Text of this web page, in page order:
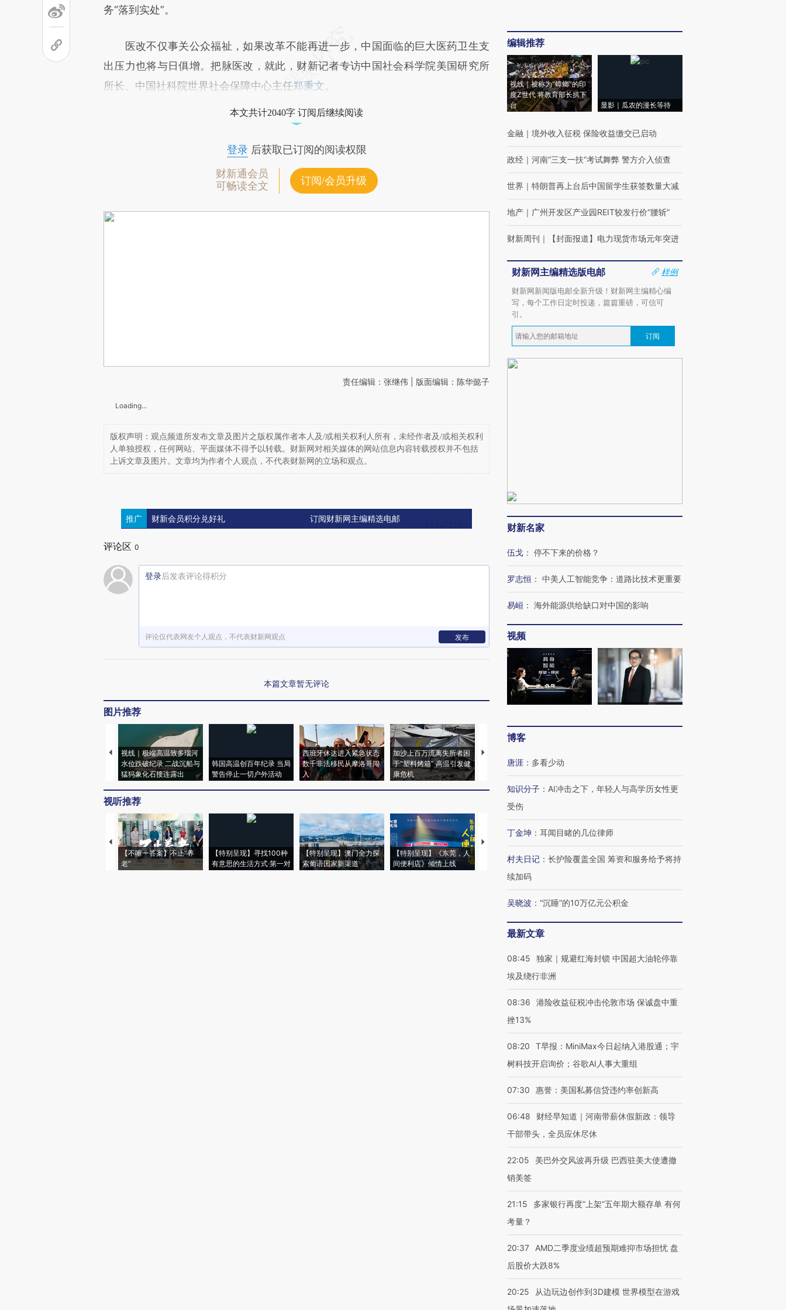
务“落到实处”。
医改不仅事关公众福祉，如果改革不能再进一步，中国面临的巨大医药卫生支
出压力也将与日俱增。把脉医改，就此，财新记者专访中国社会科学院美国研究所
所长、中国社科院世界社会保障中心主任郑秉文。
本文共计2040字 订阅后继续阅读
登录后获取已订阅的阅读权限
财新通会员
可畅读全文
订阅/会员升级
责任编辑：张继伟 | 版面编辑：陈华懿子
Loading...
版权声明：观点频道所发布文章及图片之版权属作者本人及/或相关权利人所有，未经作者及/或相关权利
人单独授权，任何网站、平面媒体不得予以转载。财新网对相关媒体的网站信息内容转载授权并不包括
上诉文章及图片。文章均为作者个人观点，不代表财新网的立场和观点。
推广 财新会员积分兑好礼 订阅财新网主编精选电邮
评论区 0
登录后发表评论得积分
评论仅代表网友个人观点，不代表财新网观点 发布
本篇文章暂无评论
图片推荐
视线｜极端高温致多瑙河
水位跌破纪录 二战沉船与
猛犸象化石接连露出
韩国高温创百年纪录 当局
警告停止一切户外活动
西班牙休达进入紧急状态
数千非法移民从摩洛哥闯
入
加沙上百万流离失所者困
于“塑料烤箱” 高温引发健
康危机
马航飞行员跨国走私7万
粒摇头丸 尿检体内含3种
要防空导弹“救急”
13人遇难
视听推荐
【不唯一答案】不止“养
老”
【特别呈现】寻找100种
有意思的生活方式·第一对
【特别呈现】澳门全力探
索葡语国家新渠道
【特别呈现】《东莞，人
间便利店》倾情上线
【推广】走进第四届链博
会，让数智科技“链”接产
【特别呈现】寻找100种
有意思的生活方式·第三对
CFO：不靠规模取胜，华
住三大增长引擎是什么？
编辑推荐
视线｜被称为“蟑螂”的印
度Z世代 将教育部长拱下
台
显影｜瓜农的漫长等待
金融 ｜ 境外收入征税 保险收益缴交已启动
政经 ｜ 河南“三支一扶”考试舞弊 警方介入侦查
世界 ｜ 特朗普再上台后中国留学生获签数量大减
地产 ｜ 广州开发区产业园REIT较发行价“腰斩”
财新周刊 ｜ 【封面报道】电力现货市场元年突进
财新网主编精选版电邮
样例
财新网新闻版电邮全新升级！财新网主编精心编
写，每个工作日定时投递，篇篇重磅，可信可
引。
订阅
财新名家
伍戈 ： 停不下来的价格？
罗志恒 ： 中美人工智能竞争：道路比技术更重要
易峘 ： 海外能源供给缺口对中国的影响
视频
博客
唐涯 ： 多看少动
知识分子 ： AI冲击之下，年轻人与高学历女性更
受伤
丁金坤 ： 耳闻目睹的几位律师
村夫日记 ： 长护险覆盖全国 筹资和服务给予将持
续加码
吴晓波 ： “沉睡”的10万亿元公积金
最新文章
08:45
独家｜规避红海封锁 中国超大油轮停靠
埃及绕行非洲
08:36
港险收益征税冲击伦敦市场 保诚盘中重
挫13%
08:20
T早报：MiniMax今日起纳入港股通；宇
树科技开启询价；谷歌AI人事大重组
07:30 惠誉：美国私募信贷违约率创新高
06:48
财经早知道｜河南带薪休假新政：领导
干部带头，全员应休尽休
22:05
美巴外交风波再升级 巴西驻美大使遭撤
销美签
21:15
多家银行再度“上架”五年期大额存单 有何
考量？
20:37
AMD二季度业绩超预期难抑市场担忧 盘
后股价大跌8%
20:25
从边玩边创作到3D建模 世界模型在游戏